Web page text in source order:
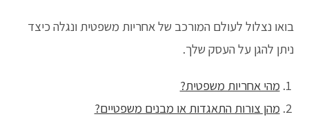
בואו נצלול לעולם המורכב של אחריות משפטית ונגלה כיצד
ניתן להגן על העסק שלך.
מהי אחריות משפטית?
מהן צורות התאגדות או מבנים משפטיים?